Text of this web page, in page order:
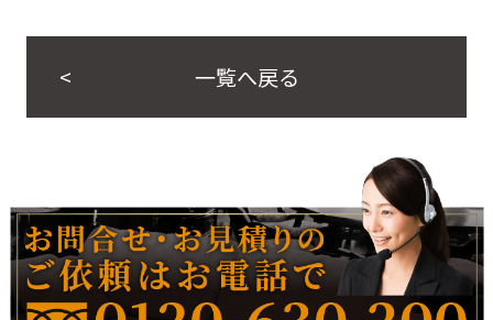
一覧へ戻る